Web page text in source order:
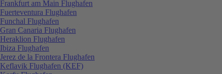
Frankfurt am Main Flughafen
Fuerteventura Flughafen
Funchal Flughafen
Gran Canaria Flughafen
Heraklion Flughafen
Ibiza Flughafen
Jerez de la Frontera Flughafen
Keflavik Flughafen (KEF)